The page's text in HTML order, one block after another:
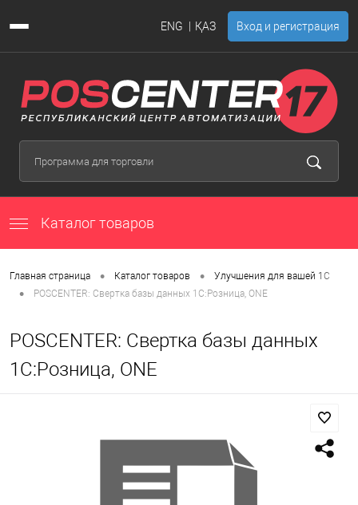
ENG ҚАЗ Вход и регистрация
Каталог товаров
Главная страница • Каталог товаров • Улучшения для вашей 1С
• POSCENTER: Свертка базы данных 1С:Розница, ONE
POSCENTER: Свертка базы данных
1С:Розница, ONE